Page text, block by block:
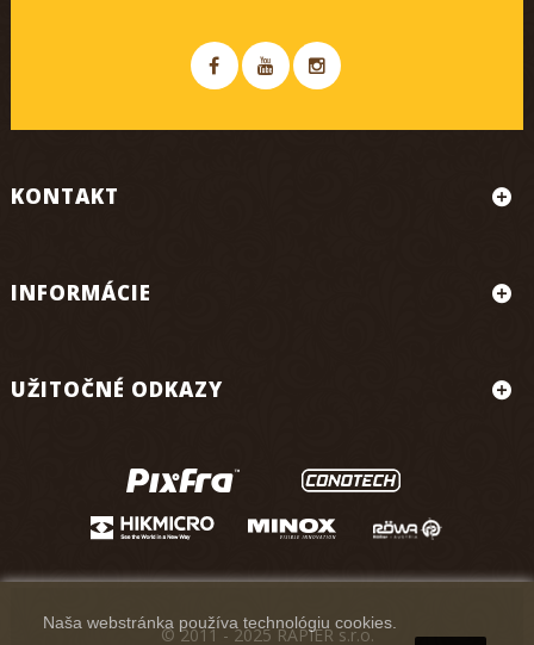
KONTAKT
INFORMÁCIE
UŽITOČNÉ ODKAZY
Naša webstránka používa technológiu cookies.
© 2011 - 2025 RAPIER s.r.o.